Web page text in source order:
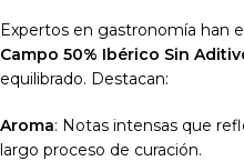
Expertos en gastronomía han
Campo 50% Ibérico Sin
equilibrado. Destacan:
Aroma: Notas intensas que
largo proceso de curación.